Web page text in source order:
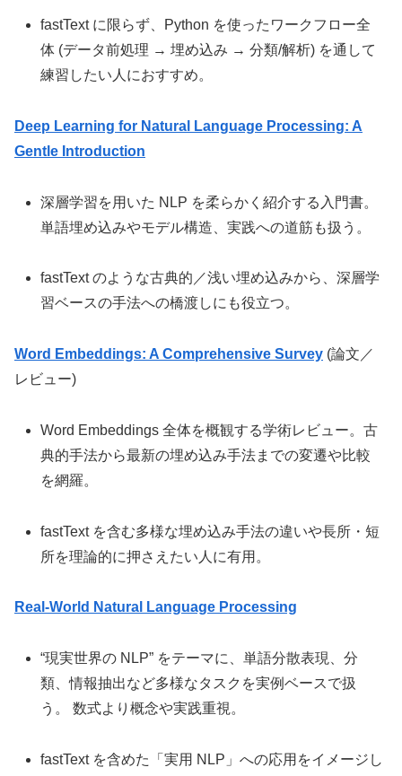
fastText に限らず、Python を使ったワークフロー全
体 (データ前処理 → 埋め込み → 分類/解析) を通して
練習したい人におすすめ。
Deep Learning for Natural Language Processing: A
Gentle Introduction
深層学習を用いた NLP を柔らかく紹介する入門書。
単語埋め込みやモデル構造、実践への道筋も扱う。
fastText のような古典的／浅い埋め込みから、深層学
習ベースの手法への橋渡しにも役立つ。
Word Embeddings: A Comprehensive Survey (論文／
レビュー)
Word Embeddings 全体を概観する学術レビュー。古
典的手法から最新の埋め込み手法までの変遷や比較
を網羅。
fastText を含む多様な埋め込み手法の違いや長所・短
所を理論的に押さえたい人に有用。
Real‑World Natural Language Processing
“現実世界の NLP” をテーマに、単語分散表現、分
類、情報抽出など多様なタスクを実例ベースで扱
う。 数式より概念や実践重視。
fastText を含めた「実用 NLP」への応用をイメージし